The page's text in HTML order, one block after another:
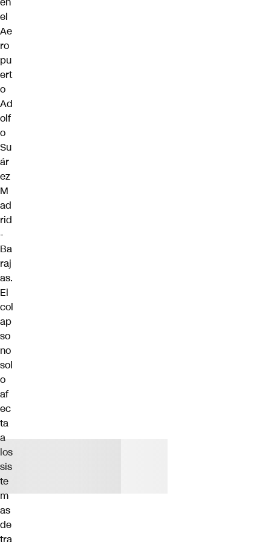
el
Ae
ro
pu
ert
o
Ad
olf
o
Su
ár
ez
M
ad
rid
-
Ba
raj
as.
El
col
ap
so
no
sol
o
af
ec
ta
a
los
sis
te
m
as
de